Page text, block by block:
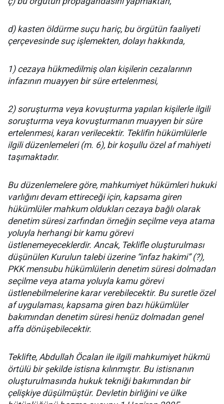
d) kasten öldürme suçu hariç, bu örgütün faaliyeti
çerçevesinde suç işlemekten, dolayı hakkında,
1) cezaya hükmedilmiş olan kişilerin cezalarının
infazının muayyen bir süre ertelenmesi,
2) soruşturma veya kovuşturma yapılan kişilerle ilgili
soruşturma veya kovuşturmanın muayyen bir süre
ertelenmesi, kararı verilecektir. Teklifin hükümlülerle
ilgili düzenlemeleri (m. 6), bir koşullu özel af mahiyeti
taşımaktadır.
Bu düzenlemelere göre, mahkumiyet hükümleri hukuki
varlığını devam ettireceği için, kapsama giren
hükümlüler mahkum oldukları cezaya bağlı olarak
denetim süresi zarfından örneğin seçilme veya atama
yoluyla herhangi bir kamu görevi
üstlenemeyeceklerdir. Ancak, Teklifle oluşturulması
düşünülen Kurulun talebi üzerine “infaz hakimi” (?),
PKK mensubu hükümlülerin denetim süresi dolmadan
seçilme veya atama yoluyla kamu görevi
üstlenebilmelerine karar verebilecektir. Bu suretle özel
af uygulaması, kapsama giren bazı hükümlüler
bakımından denetim süresi henüz dolmadan genel
affa dönüşebilecektir.
Teklifte, Abdullah Öcalan ile ilgili mahkumiyet hükmü
örtülü bir şekilde istisna kılınmıştır. Bu istisnanın
oluşturulmasında hukuk tekniği bakımından bir
çelişkiye düşülmüştür. Devletin birliğini ve ülke